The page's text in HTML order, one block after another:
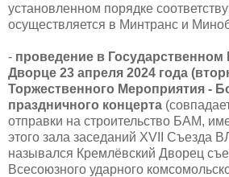
установленном порядке
осуществляется в Минтранс и
- проведение в Государственном
Дворце 23 апреля 2024 года
Торжественного Мероприятия -
праздничного концерта
отправки на строительство БАМ,
этого зала заседаний XVII Съезда
назывался Кремлёвский Дворец
Всесоюзного ударного